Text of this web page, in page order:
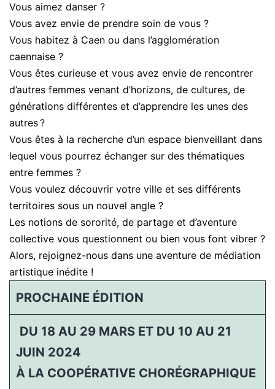
Vous aimez danser ?
Vous avez envie de prendre soin de vous ?
Vous habitez à Caen ou dans l’agglomération
caennaise ?
Vous êtes curieuse et vous avez envie de rencontrer
d’autres femmes venant d’horizons, de cultures, de
générations différentes et d’apprendre les unes des
autres ?
Vous êtes à la recherche d’un espace bienveillant dans
lequel vous pourrez échanger sur des thématiques
entre femmes ?
Vous voulez découvrir votre ville et ses différents
territoires sous un nouvel angle ?
Les notions de sororité, de partage et d’aventure
collective vous questionnent ou bien vous font vibrer ?
Alors, rejoignez-nous dans une aventure de médiation
artistique inédite !
PROCHAINE ÉDITION
DU 18 AU 29 MARS ET DU 10 AU 21
JUIN 2024
À LA COOPÉRATIVE CHORÉGRAPHIQUE